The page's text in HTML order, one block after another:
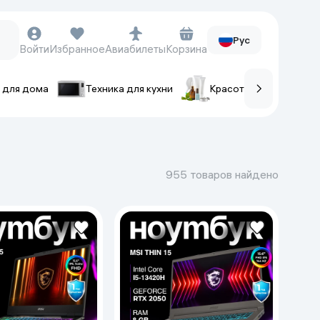
Фитнес-браслеты
Ремешки для часов
Фотоаппараты и видеокамеры
Фотоаппараты
Экшен-камеры
ВойтиИзбранноеАвиабилетыКорзина
Рус
для дома Техника для кухни Красота и уход
955 товаров найдено